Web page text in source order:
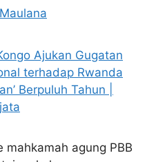
agung PBB